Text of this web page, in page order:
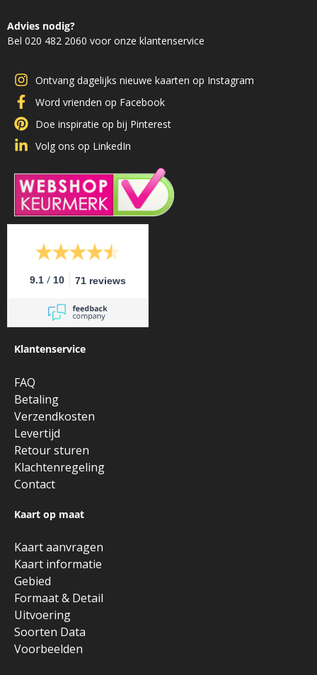
Advies nodig?
Bel 020 482 2060 voor onze klantenservice
Ontvang dagelijks nieuwe kaarten op Instagram
Word vrienden op Facebook
Doe inspiratie op bij Pinterest
Volg ons op LinkedIn
9.1 / 10 71 reviews
Klantenservice
FAQ
Betaling
Verzendkosten
Levertijd
Retour sturen
Klachtenregeling
Contact
Kaart op maat
Kaart aanvragen
Kaart informatie
Gebied
Formaat & Detail
Uitvoering
Soorten Data
Voorbeelden